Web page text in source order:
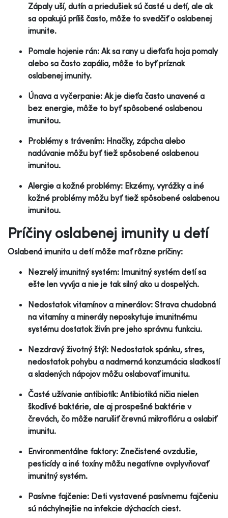
Zápaly uší, dutín a priedušiek sú časté u detí, ale ak
sa opakujú príliš často, môže to svedčiť o oslabenej
imunite.
Pomale hojenie rán: Ak sa rany u dieťaťa hoja pomaly
alebo sa často zapália, môže to byť príznak
oslabenej imunity.
Únava a vyčerpanie: Ak je dieťa často unavené a
bez energie, môže to byť spôsobené oslabenou
imunitou.
Problémy s trávením: Hnačky, zápcha alebo
nadúvanie môžu byť tiež spôsobené oslabenou
imunitou.
Alergie a kožné problémy: Ekzémy, vyrážky a iné
kožné problémy môžu byť tiež spôsobené oslabenou
imunitou.
Príčiny oslabenej imunity u detí
Oslabená imunita u detí môže mať rôzne príčiny:
Nezrelý imunitný systém: Imunitný systém detí sa
ešte len vyvíja a nie je tak silný ako u dospelých.
Nedostatok vitamínov a minerálov: Strava chudobná
na vitamíny a minerály neposkytuje imunitnému
systému dostatok živín pre jeho správnu funkciu.
Nezdravý životný štýl: Nedostatok spánku, stres,
nedostatok pohybu a nadmerná konzumácia sladkostí
a sladených nápojov môžu oslabovať imunitu.
Časté užívanie antibiotík: Antibiotiká ničia nielen
škodlivé baktérie, ale aj prospešné baktérie v
črevách, čo môže narušiť črevnú mikroflóru a oslabiť
imunitu.
Environmentálne faktory: Znečistené ovzdušie,
pesticídy a iné toxíny môžu negatívne ovplyvňovať
imunitný systém.
Pasívne fajčenie: Deti vystavené pasívnemu fajčeniu
sú náchylnejšie na infekcie dýchacích ciest.